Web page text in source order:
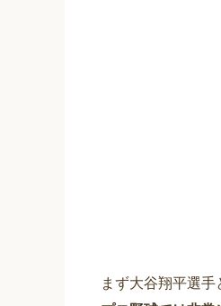
まず大谷翔平選手